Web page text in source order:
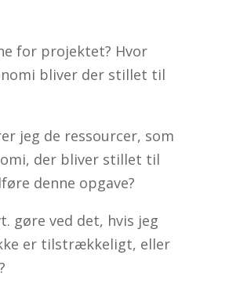
for projektet? Hvor
bliver der stillet til
jeg de ressourcer, som
der bliver stillet til
denne opgave?
gøre ved det, hvis jeg
er tilstrækkeligt, eller